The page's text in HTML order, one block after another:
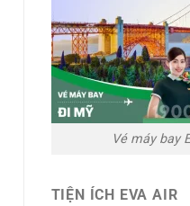
Vé máy bay
TIỆN ÍCH EVA AIR